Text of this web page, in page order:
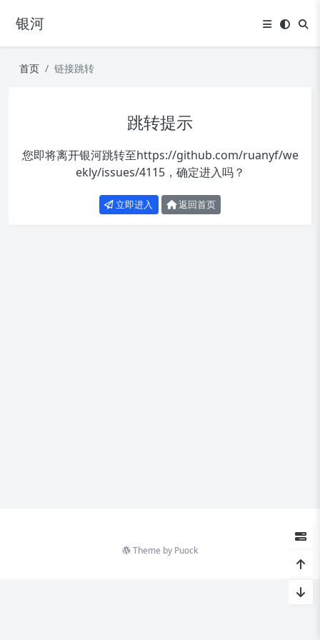
银河
首页 链接跳转
跳转提示
您即将离开银河跳转至https://github.com/ruanyf/we
ekly/issues/4115，确定进入吗？
立即进入 返回首页
Theme by Puock